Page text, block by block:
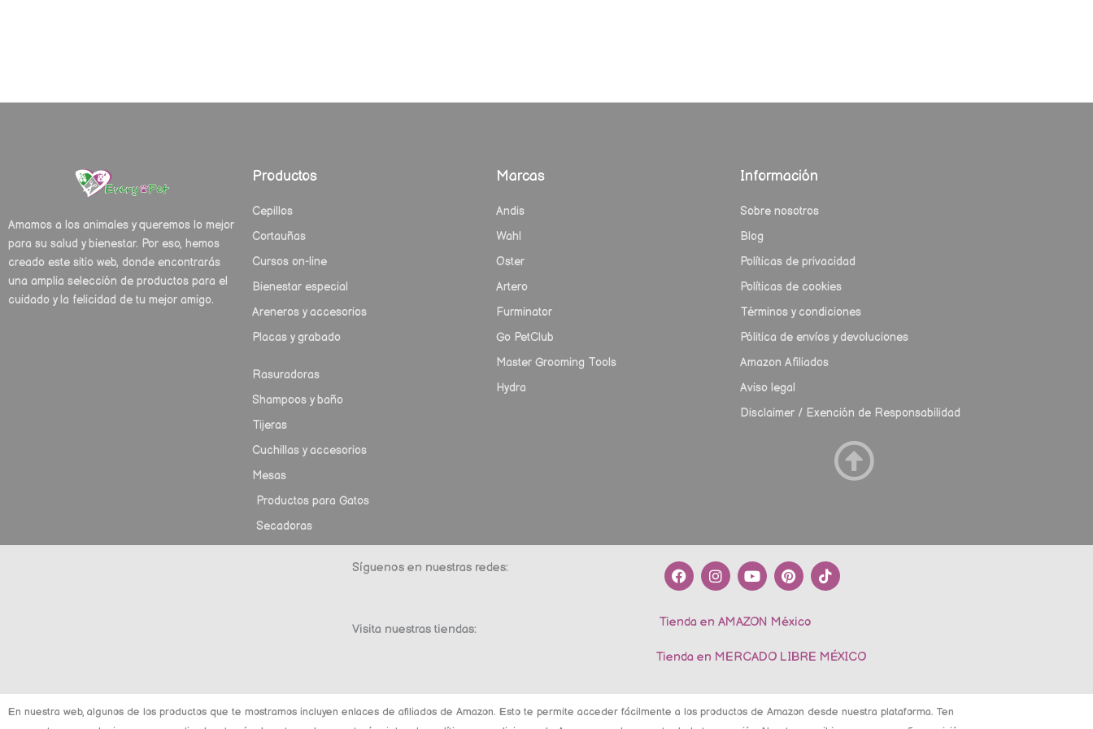
Amamos a los animales y queremos lo mejor
para su salud y bienestar. Por eso, hemos
creado este sitio web, donde encontrarás
una amplia selección de productos para el
cuidado y la felicidad de tu mejor amigo.
Productos
Cepillos
Cortauñas
Cursos on-line
Bienestar especial
Areneros y accesorios
Placas y grabado
Rasuradoras
Shampoos y baño
Tijeras
Cuchillas y accesorios
Mesas
Productos para Gatos
Secadoras
Marcas
Andis
Wahl
Oster
Artero
Furminator
Go PetClub
Master Grooming Tools
Hydra
Información
Sobre nosotros
Blog
Políticas de privacidad
Políticas de cookies
Términos y condiciones
Pólitica de envíos y devoluciones
Amazon Afiliados
Aviso legal
Disclaimer / Exención de Responsabilidad
Síguenos en nuestras redes:
F
a
b
o
I
n
a
r
Y
o
u
e
P
i
e
e
T
i
Visita nuestras tiendas: Tienda en AMAZON México
Tienda en MERCADO LIBRE MÉXICO
En nuestra web, algunos de los productos que te mostramos incluyen enlaces de afiliados de Amazon. Esto te permite acceder fácilmente a los productos de Amazon desde nuestra plataforma. Ten